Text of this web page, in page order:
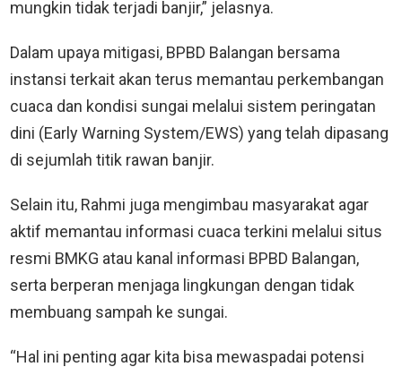
mungkin tidak terjadi banjir,” jelasnya.
Dalam upaya mitigasi, BPBD Balangan bersama
instansi terkait akan terus memantau perkembangan
cuaca dan kondisi sungai melalui sistem peringatan
dini (Early Warning System/EWS) yang telah dipasang
di sejumlah titik rawan banjir.
Selain itu, Rahmi juga mengimbau masyarakat agar
aktif memantau informasi cuaca terkini melalui situs
resmi BMKG atau kanal informasi BPBD Balangan,
serta berperan menjaga lingkungan dengan tidak
membuang sampah ke sungai.
“Hal ini penting agar kita bisa mewaspadai potensi